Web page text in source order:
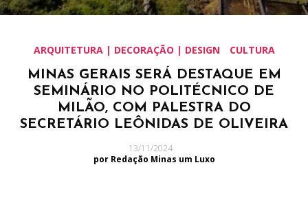
ARQUITETURA | DECORAÇÃO | DESIGN CULTURA
MINAS GERAIS SERÁ DESTAQUE EM
SEMINÁRIO NO POLITÉCNICO DE
MILÃO, COM PALESTRA DO
SECRETÁRIO LEÔNIDAS DE OLIVEIRA
13/11/2024
por Redação Minas um Luxo